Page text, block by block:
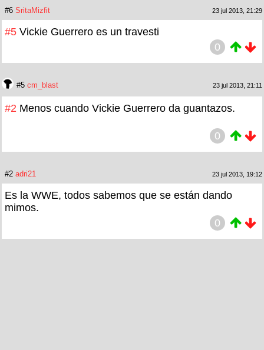
#6 SritaMizfit 23 jul 2013, 21:29
#5 Vickie Guerrero es un travesti
0
#5 cm_blast 23 jul 2013, 21:11
#2 Menos cuando Vickie Guerrero da guantazos.
0
#2 adri21 23 jul 2013, 19:12
Es la WWE, todos sabemos que se están dando
mimos.
0